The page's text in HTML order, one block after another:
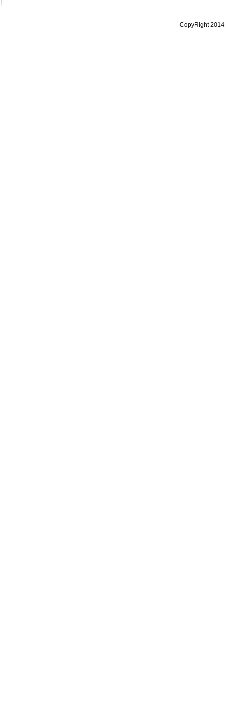
CopyRight 2014